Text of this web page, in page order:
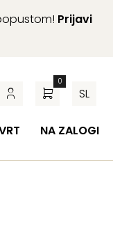
Prijavi
0
SL
NA ZALOGI